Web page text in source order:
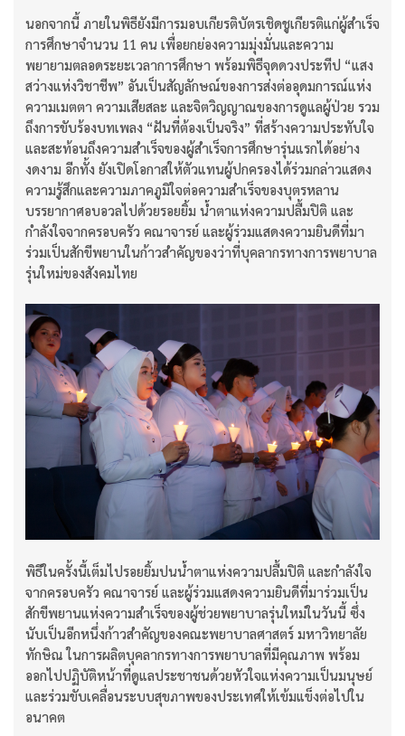
นอกจากนี้ ภายในพิธียังมีการมอบเกียรติบัตรเชิดชูเกียรติแก่ผู้สำเร็จ
การศึกษาจำนวน 11 คน เพื่อยกย่องความมุ่งมั่นและความ
พยายามตลอดระยะเวลาการศึกษา พร้อมพิธีจุดดวงประทีป “แสง
สว่างแห่งวิชาชีพ” อันเป็นสัญลักษณ์ของการส่งต่ออุดมการณ์แห่ง
ความเมตตา ความเสียสละ และจิตวิญญาณของการดูแลผู้ป่วย รวม
ถึงการขับร้องบทเพลง “ฝันที่ต้องเป็นจริง” ที่สร้างความประทับใจ
และสะท้อนถึงความสำเร็จของผู้สำเร็จการศึกษารุ่นแรกได้อย่าง
งดงาม อีกทั้ง ยังเปิดโอกาสให้ตัวแทนผู้ปกครองได้ร่วมกล่าวแสดง
ความรู้สึกและความภาคภูมิใจต่อความสำเร็จของบุตรหลาน
บรรยากาศอบอวลไปด้วยรอยยิ้ม น้ำตาแห่งความปลื้มปิติ และ
กำลังใจจากครอบครัว คณาจารย์ และผู้ร่วมแสดงความยินดีที่มา
ร่วมเป็นสักขีพยานในก้าวสำคัญของว่าที่บุคลากรทางการพยาบาล
รุ่นใหม่ของสังคมไทย
พิธีในครั้งนี้เต็มไปรอยยิ้มปนน้ำตาแห่งความปลื้มปิติ และกำลังใจ
จากครอบครัว คณาจารย์ และผู้ร่วมแสดงความยินดีที่มาร่วมเป็น
สักขีพยานแห่งความสำเร็จของผู้ช่วยพยาบาลรุ่นใหม่ในวันนี้ ซึ่ง
นับเป็นอีกหนึ่งก้าวสำคัญของคณะพยาบาลศาสตร์ มหาวิทยาลัย
ทักษิณ ในการผลิตบุคลากรทางการพยาบาลที่มีคุณภาพ พร้อม
ออกไปปฏิบัติหน้าที่ดูแลประชาชนด้วยหัวใจแห่งความเป็นมนุษย์
และร่วมขับเคลื่อนระบบสุขภาพของประเทศให้เข้มแข็งต่อไปใน
อนาคต